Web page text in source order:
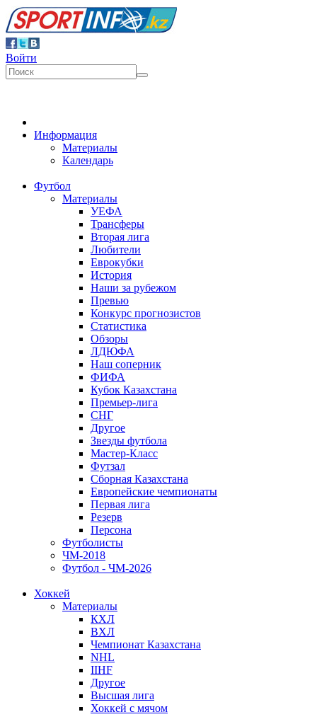
Войти
Информация
Материалы
Календарь
Футбол
Материалы
УЕФА
Трансферы
Вторая лига
Любители
Еврокубки
История
Наши за рубежом
Превью
Конкурс прогнозистов
Статистика
Обзоры
ЛДЮФА
Наш соперник
ФИФА
Кубок Казахстана
Премьер-лига
СНГ
Другое
Звезды футбола
Мастер-Класс
Футзал
Сборная Казахстана
Европейские чемпионаты
Первая лига
Резерв
Персона
Футболисты
ЧМ-2018
Футбол - ЧМ-2026
Хоккей
Материалы
КХЛ
ВХЛ
Чемпионат Казахстана
NHL
IIHF
Другое
Высшая лига
Хоккей с мячом